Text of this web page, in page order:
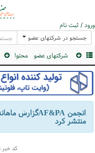
ورود / ثبت نام
جستجو در شرکتهای عضو
شرکتهای عضو محتوا
منتشر کرد
کد خبر: ۱۰۱۰۸ - تاریخ درج: ۱۴۰۳/۰۵/۰۷ - مشاهده: ۲۷۱